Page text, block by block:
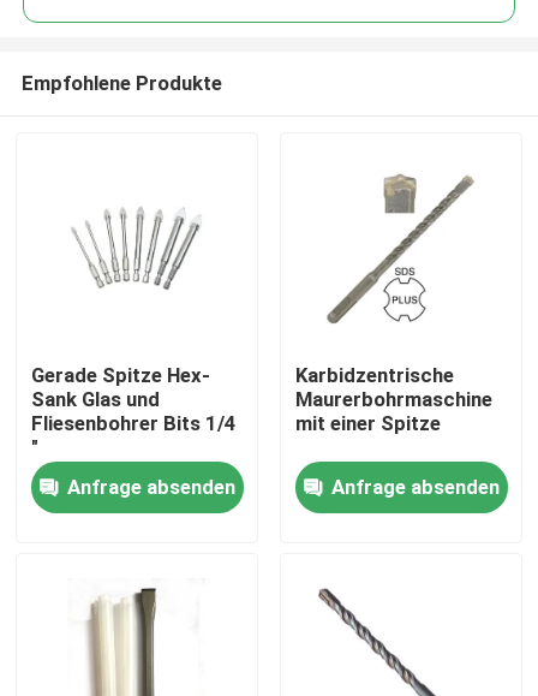
Produkte
Empfohlene Produkte
Gerade Spitze Hex-
Sank Glas und
Fliesenbohrer Bits 1/4
"
Anfrage absenden
Karbidzentrische
Maurerbohrmaschine
mit einer Spitze
Anfrage absenden